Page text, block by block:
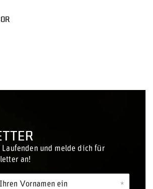
Laufenden und melde dich für
an!
Vornamen ein